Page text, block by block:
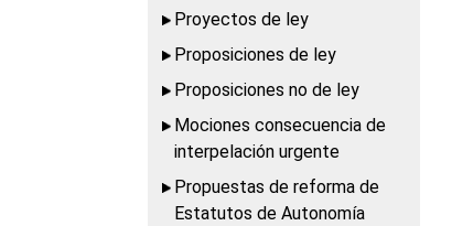
Proyectos de ley
Proposiciones de ley
Proposiciones no de ley
Mociones consecuencia de
interpelación urgente
Propuestas de reforma de
Estatutos de Autonomía